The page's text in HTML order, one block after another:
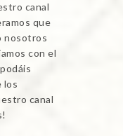
canal
que
nosotros
con el
los
canal